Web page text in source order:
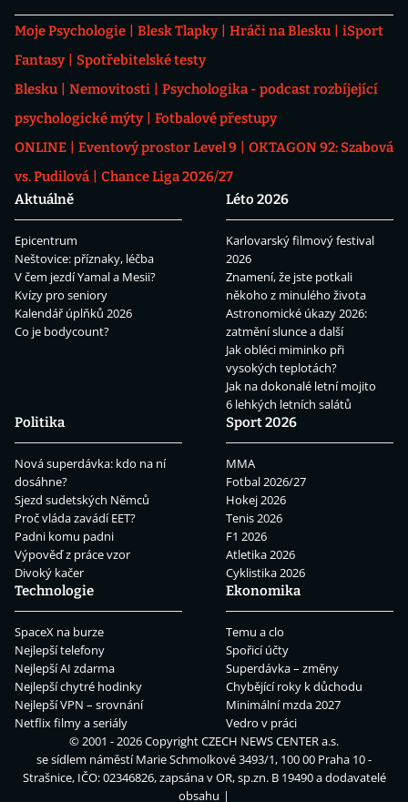
Moje Psychologie Blesk Tlapky Hráči na Blesku
iSport
Fantasy
Spotřebitelské testy
Blesku
Nemovitosti
Psychologika - podcast rozbíjející
psychologické mýty
Fotbalové přestupy
ONLINE
Eventový prostor Level 9
OKTAGON 92: Szabová
vs. Pudilová
Chance Liga 2026/27
Aktuálně
Epicentrum
Neštovice: příznaky, léčba
V čem jezdí Yamal a Mesii?
Kvízy pro seniory
Kalendář úplňků 2026
Co je bodycount?
Léto 2026
Karlovarský filmový festival
2026
Znamení, že jste potkali
někoho z minulého života
Astronomické úkazy 2026:
zatmění slunce a další
Jak obléci miminko při
vysokých teplotách?
Jak na dokonalé letní mojito
6 lehkých letních salátů
Politika
Nová superdávka: kdo na ní
dosáhne?
Sjezd sudetských Němců
Proč vláda zavádí EET?
Padni komu padni
Výpověď z práce vzor
Divoký kačer
Sport 2026
MMA
Fotbal 2026/27
Hokej 2026
Tenis 2026
F1 2026
Atletika 2026
Cyklistika 2026
Technologie
SpaceX na burze
Nejlepší telefony
Nejlepší AI zdarma
Nejlepší chytré hodinky
Nejlepší VPN – srovnání
Netflix filmy a seriály
Ekonomika
Temu a clo
Spořicí účty
Superdávka – změny
Chybějící roky k důchodu
Minimální mzda 2027
Vedro v práci
© 2001 - 2026 CopyrightCZECH NEWS CENTER a.s.
se sídlem náměstí Marie Schmolkové 3493/1, 100 00 Praha 10 -
Strašnice, IČO: 02346826, zapsána v OR, sp.zn. B 19490 a dodavatelé
obsahu